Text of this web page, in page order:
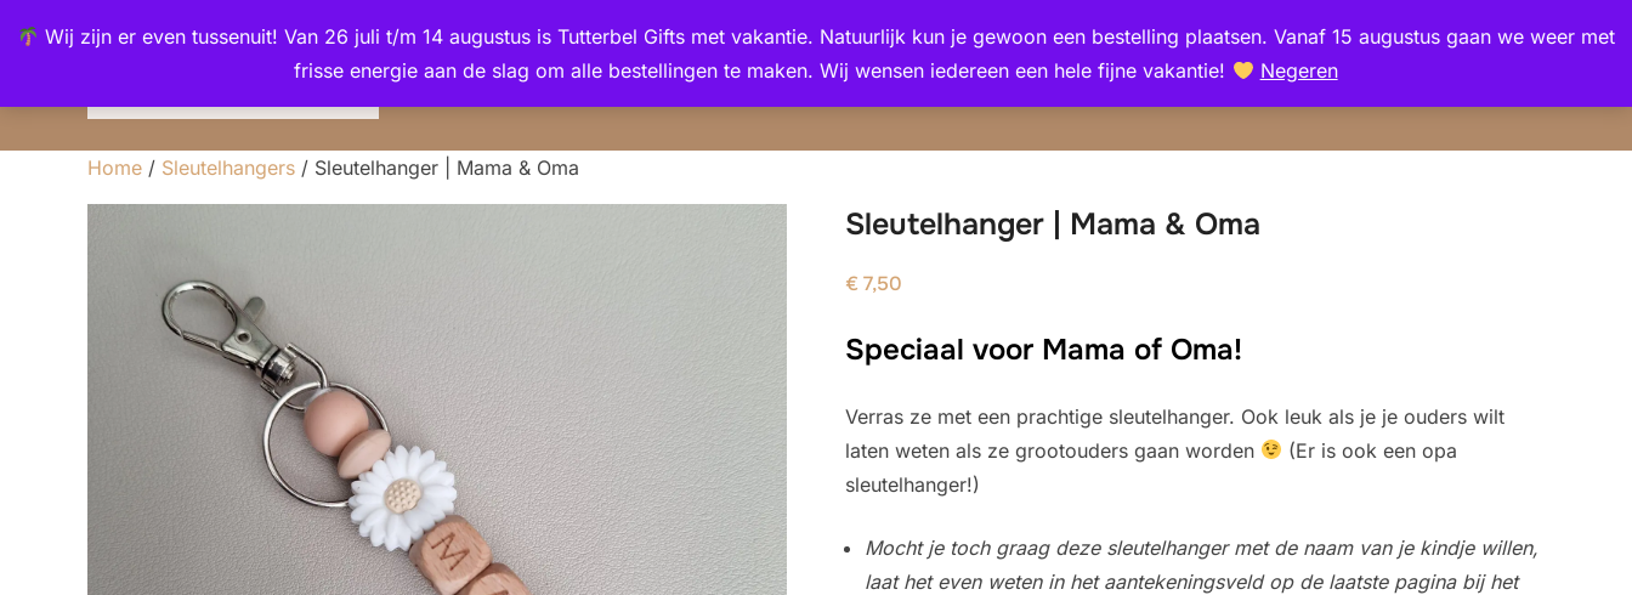
Wij zijn er even tussenuit! Van 26 juli t/m 14 augustus is Tutterbel Gifts met vakantie. Natuurlijk kun je gewoon een bestelling plaatsen. Vanaf 15 augustus gaan we weer met
frisse energie aan de slag om alle bestellingen te maken. Wij wensen iedereen een hele fijne vakantie!
Negeren
inhoud
naar
Home / Sleutelhangers / Sleutelhanger | Mama & Oma
Sleutelhanger | Mama & Oma
€ 7,50
Speciaal voor Mama of Oma!
Verras ze met een prachtige sleutelhanger. Ook leuk als je je ouders wilt
laten weten als ze grootouders gaan worden
(Er is ook een opa
sleutelhanger!)
Mocht je toch graag deze sleutelhanger met de naam van je kindje willen,
laat het even weten in het aantekeningsveld op de laatste pagina bij het